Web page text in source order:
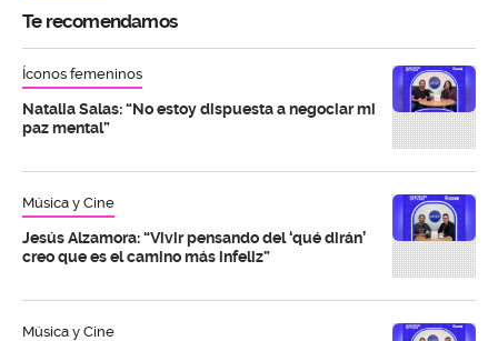
Te recomendamos
Íconos femeninos
Natalia Salas: “No estoy dispuesta a negociar mi
paz mental”
Música y Cine
Jesús Alzamora: “Vivir pensando del ‘qué dirán’
creo que es el camino más infeliz”
Música y Cine